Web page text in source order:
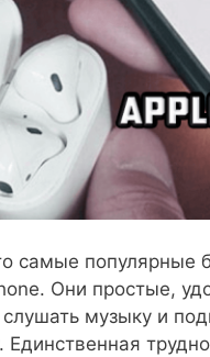
самые популярные
Они простые,
музыку и